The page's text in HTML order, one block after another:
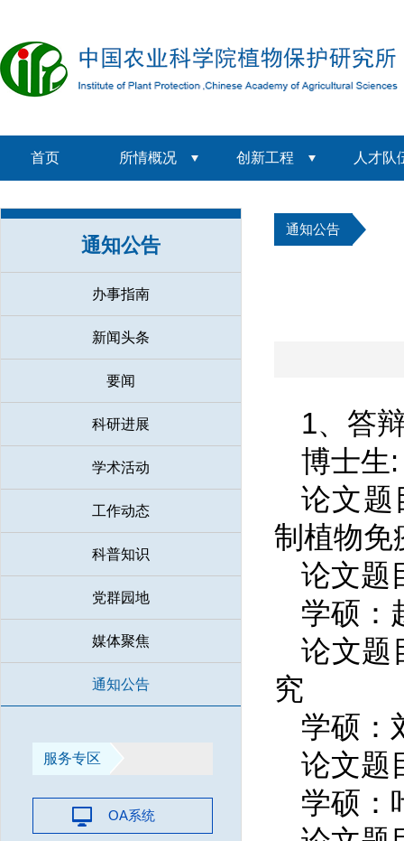
首页 所情概况 创新工程 人才队
通知公告
办事指南
新闻头条
要闻
科研进展
学术活动
工作动态
科普知识
党群园地
媒体聚焦
通知公告
服务专区
OA系统
通知公告
1、答
博士生
论文题
制植物免
论文题
学硕：
论文题
究
学硕：
论文题
学硕：